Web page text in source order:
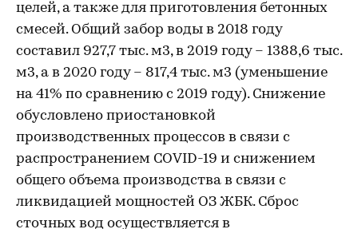
целей, а также для приготовления бетонных
смесей. Общий забор воды в 2018 году
составил 927,7 тыс. м3, в 2019 году – 1388,6 тыс.
м3, а в 2020 году – 817,4 тыс. м3 (уменьшение
на 41% по сравнению с 2019 году). Снижение
обусловлено приостановкой
производственных процессов в связи с
распространением COVID-19 и снижением
общего объема производства в связи с
ликвидацией мощностей ОЗ ЖБК. Сброс
сточных вод осуществляется в